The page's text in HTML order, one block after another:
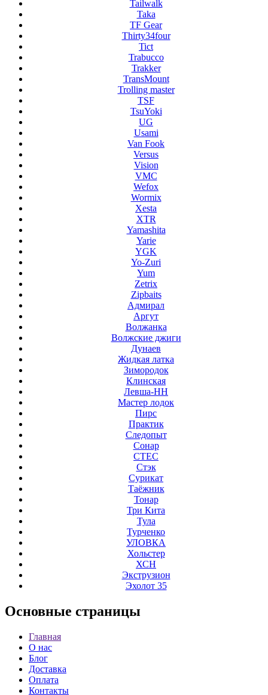
Tailwalk
Taka
TF Gear
Thirty34four
Tict
Trabucco
Trakker
TransMount
Trolling master
TSF
TsuYoki
UG
Usami
Van Fook
Versus
Vision
VMC
Wefox
Wormix
Xesta
XTR
Yamashita
Yarie
YGK
Yo-Zuri
Yum
Zetrix
Zipbaits
Адмирал
Аргут
Волжанка
Волжские джиги
Дунаев
Жидкая латка
Зимородок
Клинская
Левша-НН
Мастер лодок
Пирс
Практик
Следопыт
Сонар
СТЕС
Стэк
Сурикат
Таёжник
Тонар
Три Кита
Тула
Турченко
УЛОВКА
Хольстер
ХСН
Экструзион
Эхолот 35
Основные страницы
Главная
О нас
Блог
Доставка
Оплата
Контакты